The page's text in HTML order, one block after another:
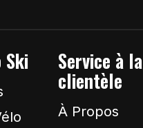
Service à la
clientèle
À Propos